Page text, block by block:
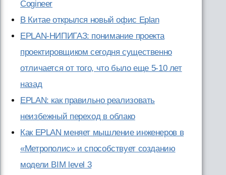
Cogineer
В Китае открылся новый офис Eplan
EPLAN-НИПИГАЗ: понимание проекта
проектировщиком сегодня существенно
отличается от того, что было еще 5-10 лет
назад
EPLAN: как правильно реализовать
неизбежный переход в облако
Как EPLAN меняет мышление инженеров в
«Метрополис» и способствует созданию
модели BIM level 3